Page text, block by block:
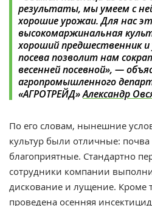
результаты, мы умеем с
хорошие урожаи. Для нас
высокомаржинальная
хороший предшественник
посева позволит нам
весенней посевной», —
агропромышленного
«АГРОТРЕЙД»Александр
По его словам, нынешние
культур были отличные:
благоприятные. Стандартно
сотрудники компании
дискование и лущение. Кроме
проведена осенняя